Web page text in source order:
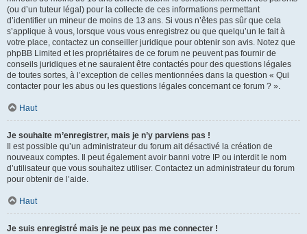
(ou d’un tuteur légal) pour la collecte de ces informations permettant
d’identifier un mineur de moins de 13 ans. Si vous n’êtes pas sûr que cela
s’applique à vous, lorsque vous vous enregistrez ou que quelqu’un le fait à
votre place, contactez un conseiller juridique pour obtenir son avis. Notez que
phpBB Limited et les propriétaires de ce forum ne peuvent pas fournir de
conseils juridiques et ne sauraient être contactés pour des questions légales
de toutes sortes, à l’exception de celles mentionnées dans la question « Qui
contacter pour les abus ou les questions légales concernant ce forum ? ».
Haut
Je souhaite m’enregistrer, mais je n’y parviens pas !
Il est possible qu’un administrateur du forum ait désactivé la création de
nouveaux comptes. Il peut également avoir banni votre IP ou interdit le nom
d’utilisateur que vous souhaitez utiliser. Contactez un administrateur du forum
pour obtenir de l’aide.
Haut
Je suis enregistré mais je ne peux pas me connecter !